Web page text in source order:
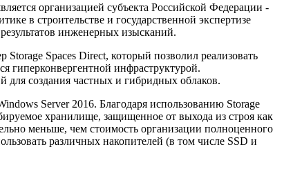
организацией субъекта Российской Федерации -
в строительстве и государственной экспертизе
инженерных изысканий.
Spaces Direct, который позволил реализовать
гиперконвергентной инфраструктурой.
для создания частных и гибридных облаков.
Server 2016. Благодаря использованию Storage
хранилище, защищенное от выхода из строя как
меньше, чем стоимость организации полноценного
различных накопителей (в том числе SSD и